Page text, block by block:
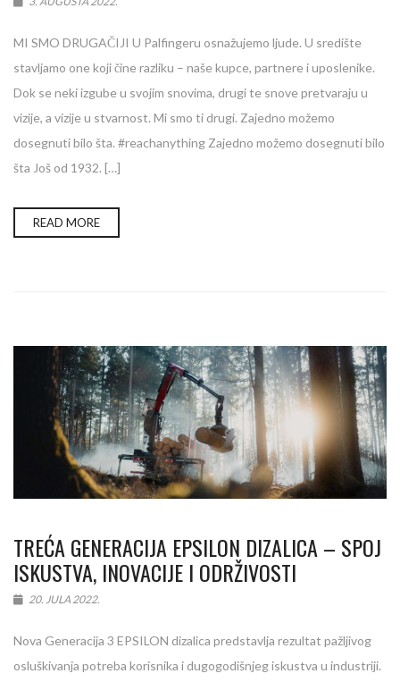
MI SMO DRUGAČIJI U Palfingeru osnažujemo ljude. U središte
stavljamo one koji čine razliku – naše kupce, partnere i uposlenike.
Dok se neki izgube u svojim snovima, drugi te snove pretvaraju u
vizije, a vizije u stvarnost. Mi smo ti drugi. Zajedno možemo
dosegnuti bilo šta. #reachanything Zajedno možemo dosegnuti bilo
šta Još od 1932. […]
READ MORE
TREĆA GENERACIJA EPSILON DIZALICA – SPOJ
ISKUSTVA, INOVACIJE I ODRŽIVOSTI
20. JULA 2022.
Nova Generacija 3 EPSILON dizalica predstavlja rezultat pažljivog
osluškivanja potreba korisnika i dugogodišnjeg iskustva u industriji.